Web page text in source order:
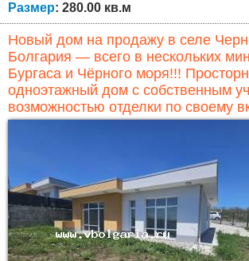
Размер: 280.00 кв.м
Новый дом на продажу в селе
Болгария — всего в нескольких
Бургаса и Чёрного моря!!!
одноэтажный дом с собственным
возможностью отделки по своему